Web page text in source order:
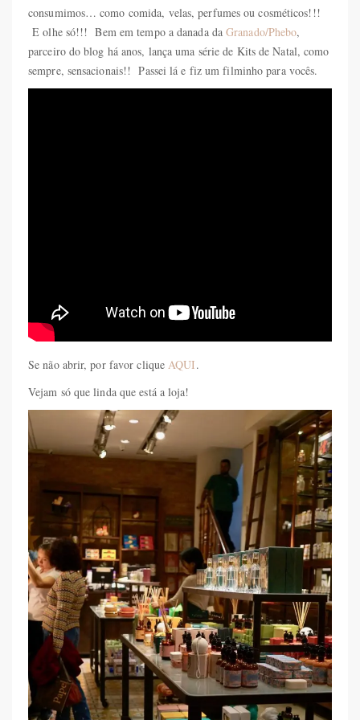
consumimos… como comida, velas, perfumes ou cosméticos!!!
E olhe só!!! Bem em tempo a danada daGranado/Phebo,
parceiro do blog há anos, lança uma série de Kits de Natal, como
sempre, sensacionais!! Passei lá e fiz um filminho para vocês.
Se não abrir, por favor cliqueAQUI.
Vejam só que linda que está a loja!